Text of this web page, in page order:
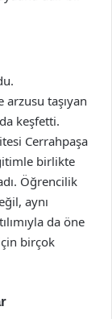
taşıyan
keşfetti.
Cerrahpaşa
birlikte
Öğrencilik
aynı
da öne
birçok